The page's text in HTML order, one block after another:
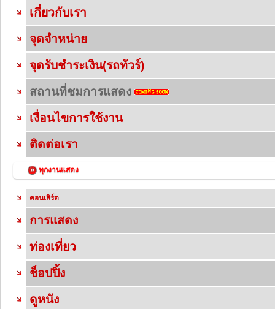
เกี่ยวกับเรา
จุดจำหน่าย
จุดรับชำระเงิน(รถทัวร์)
สถานที่ชมการแสดง
เงื่อนไขการใช้งาน
ติดต่อเรา
ทุกงานแสดง
คอนเสิร์ต
การแสดง
ท่องเที่ยว
ช็อปปิ้ง
ดูหนัง